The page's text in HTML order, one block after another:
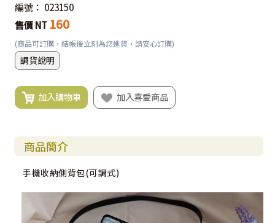
編號： 023150
售價 NT 160
(商品可訂購，結帳後立刻為您進貨，請安心訂購)
調貨說明
加入購物車 加入喜愛商品
商品簡介
手機收納側背包(可調式)